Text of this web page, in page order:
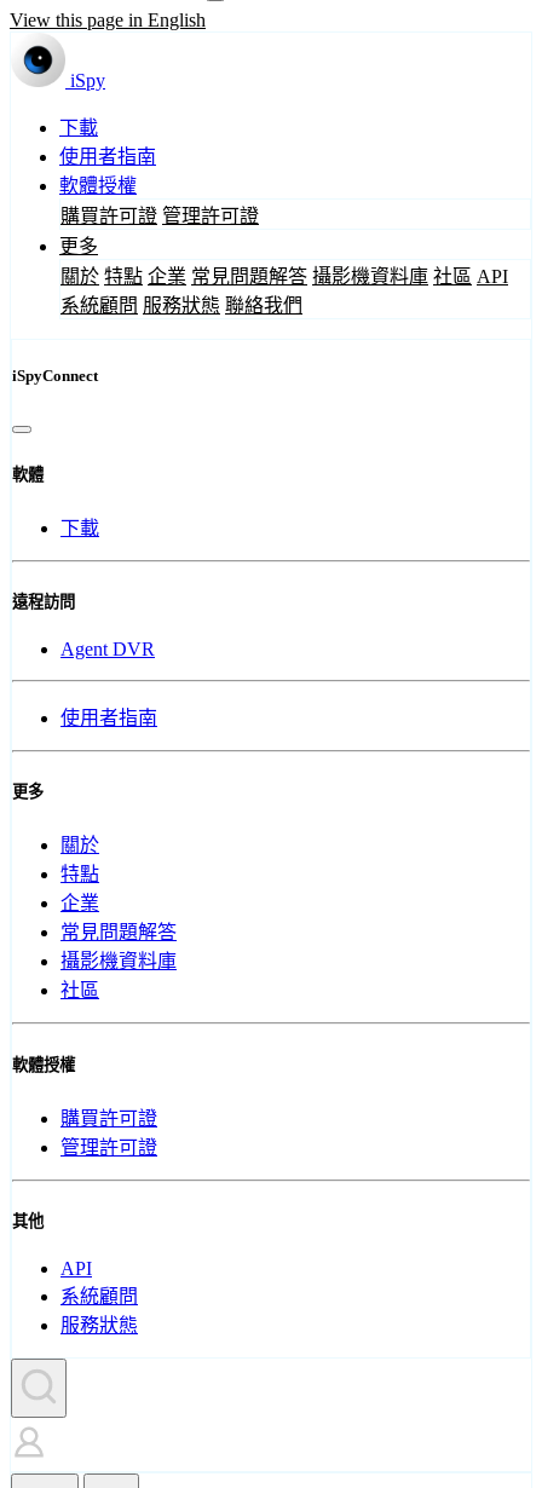
View this page in English
iSpy
下載
使用者指南
軟體授權
購買許可證 管理許可證
更多
關於 特點 企業 常見問題解答 攝影機資料庫 社區 API
系統顧問 服務狀態 聯絡我們
iSpyConnect
軟體
下載
遠程訪問
Agent DVR
使用者指南
更多
關於
特點
企業
常見問題解答
攝影機資料庫
社區
軟體授權
購買許可證
管理許可證
其他
API
系統顧問
服務狀態